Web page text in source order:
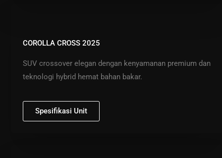
COROLLA CROSS 2025
SUV crossover elegan dengan kenyamanan premium dan
teknologi hybrid hemat bahan bakar.
Spesifikasi Unit